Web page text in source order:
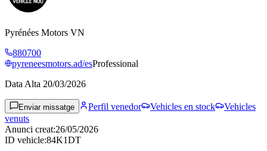
Pyrénées Motors VN
880700
pyreneesmotors.ad/esProfessional
Data Alta 20/03/2026
Enviar missatge Perfil venedor Vehicles en stock
Vehicles
venuts
Anunci creat:26/05/2026
ID vehicle:84K1DT